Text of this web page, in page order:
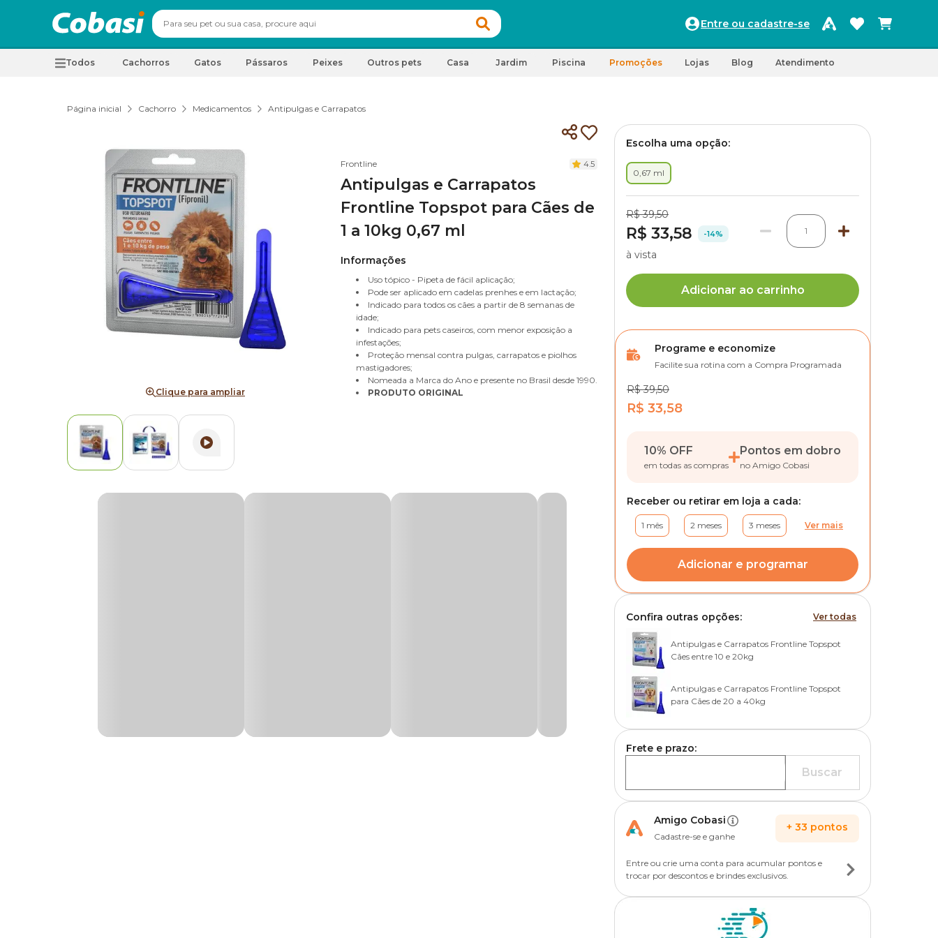
Entre ou cadastre-se
Todos Cachorros Gatos Pássaros Peixes Outros pets Casa Jardim Piscina Promoções Lojas Blog Atendimento
Página inicial Cachorro Medicamentos Antipulgas e Carrapatos
Clique para ampliar
Frontline 4.5
Antipulgas e Carrapatos
Frontline Topspot para Cães de
1 a 10kg 0,67 ml
Informações
Uso tópico - Pipeta de fácil aplicação;
Pode ser aplicado em cadelas prenhes e em lactação;
Indicado para todos os cães a partir de 8 semanas de
idade;
Indicado para pets caseiros, com menor exposição a
infestações;
Proteção mensal contra pulgas, carrapatos e piolhos
mastigadores;
Nomeada a Marca do Ano e presente no Brasil desde 1990.
PRODUTO ORIGINAL
Escolha uma opção:
0,67 ml
R$ 39,50
R$ 33,58 -14% 1
à vista
Adicionar ao carrinho
Programe e economize
Facilite sua rotina com a Compra Programada
R$ 39,50
R$ 33,58
10% OFF
em todas as compras
Pontos em dobro
no Amigo Cobasi
Receber ou retirar em loja a cada:
1 mês 2 meses 3 meses Ver mais
Adicionar e programar
Confira outras opções: Ver todas
Antipulgas e Carrapatos Frontline Topspot
Cães entre 10 e 20kg
Antipulgas e Carrapatos Frontline Topspot
para Cães de 20 a 40kg
Frete e prazo:
Buscar
Amigo Cobasi
Cadastre-se e ganhe
+ 33 pontos
Entre ou crie uma conta para acumular pontos e
trocar por descontos e brindes exclusivos.